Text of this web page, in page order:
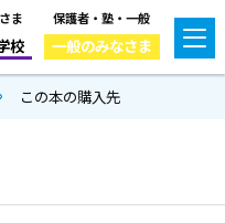
ま
校
保護者・塾・一般
一般のみなさま
この本の購入先